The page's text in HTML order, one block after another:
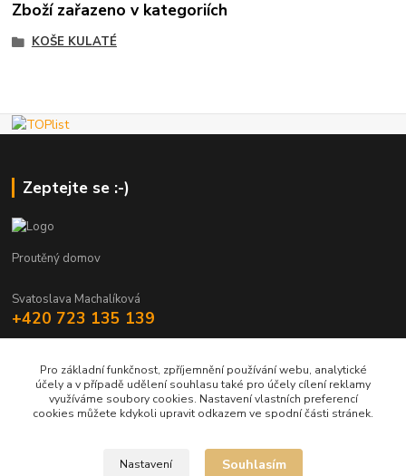
Zboží zařazeno v kategoriích
KOŠE KULATÉ
Zeptejte se :-)
Proutěný domov
Svatoslava Machalíková
+420 723 135 139
Upravit sběr cookies.
Pro základní funkčnost, zpříjemnění používání webu, analytické
účely a v případě udělení souhlasu také pro účely cílení reklamy
využíváme soubory cookies. Nastavení vlastních preferencí
cookies můžete kdykoli upravit odkazem ve spodní části stránek.
Nastavení Souhlasím